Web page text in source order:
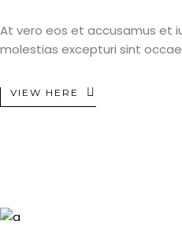
At vero eos et accusamus et
molestias excepturi sint
VIEW HERE